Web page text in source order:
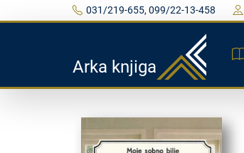
031/219-655, 099/22-13-458
Arka knjiga